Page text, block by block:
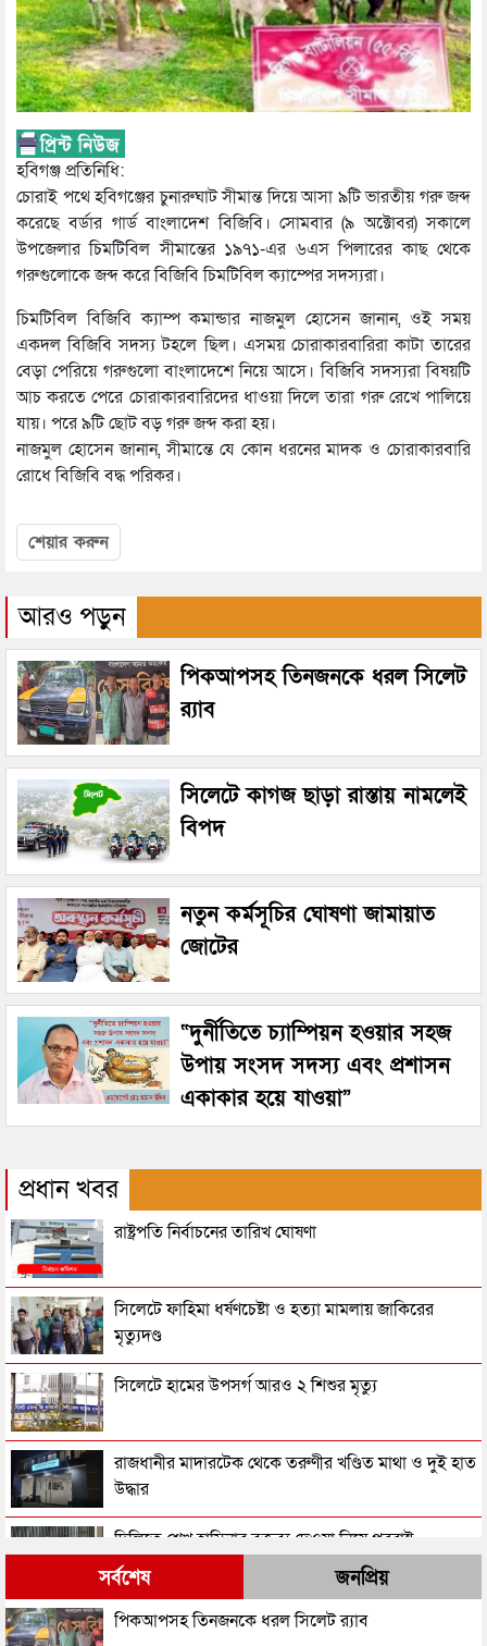
হবিগঞ্জ প্রতিনিধি:
চোরাই পথে হবিগঞ্জের চুনারুঘাট সীমান্ত দিয়ে আসা ৯টি ভারতীয় গরু জব্দ
করেছে বর্ডার গার্ড বাংলাদেশ বিজিবি। সোমবার (৯ অক্টোবর) সকালে
উপজেলার চিমটিবিল সীমান্তের ১৯৭১-এর ৬এস পিলারের কাছ থেকে
গরুগুলোকে জব্দ করে বিজিবি চিমটিবিল ক্যাম্পের সদস্যরা।
চিমটিবিল বিজিবি ক্যাম্প কমান্ডার নাজমুল হোসেন জানান, ওই সময়
একদল বিজিবি সদস্য টহলে ছিল। এসময় চোরাকারবারিরা কাটা তারের
বেড়া পেরিয়ে গরুগুলো বাংলাদেশে নিয়ে আসে। বিজিবি সদস্যরা বিষয়টি
আচ করতে পেরে চোরাকারবারিদের ধাওয়া দিলে তারা গরু রেখে পালিয়ে
যায়। পরে ৯টি ছোট বড় গরু জব্দ করা হয়।
নাজমুল হোসেন জানান, সীমান্তে যে কোন ধরনের মাদক ও চোরাকারবারি
রোধে বিজিবি বদ্ধ পরিকর।
শেয়ার করুন
আরও পড়ুন
পিকআপসহ তিনজনকে ধরল সিলেট
র‌্যাব
সিলেটে কাগজ ছাড়া রাস্তায় নামলেই
বিপদ
নতুন কর্মসূচির ঘোষণা জামায়াত
জোটের
“দুর্নীতিতে চ্যাম্পিয়ন হওয়ার সহজ
উপায় সংসদ সদস্য এবং প্রশাসন
একাকার হয়ে যাওয়া”
প্রধান খবর
রাষ্ট্রপতি নির্বাচনের তারিখ ঘোষণা
সিলেটে ফাহিমা ধর্ষণচেষ্টা ও হত্যা মামলায় জাকিরের
মৃত্যুদণ্ড
সিলেটে হামের উপসর্গ আরও ২ শিশুর মৃত্যু
রাজধানীর মাদারটেক থেকে তরুণীর খণ্ডিত মাথা ও দুই হাত
উদ্ধার
দিল্লিতে শেখ হাসিনার বক্তব্য দেওয়া নিয়ে পররাষ্ট্র
মন্ত্রণালয়ের ক্ষোভ
সিলেটের সাবেক মন্ত্রী-এমপিরা কে কোথায়?
সর্বশেষ জনপ্রিয়
পিকআপসহ তিনজনকে ধরল সিলেট র‌্যাব